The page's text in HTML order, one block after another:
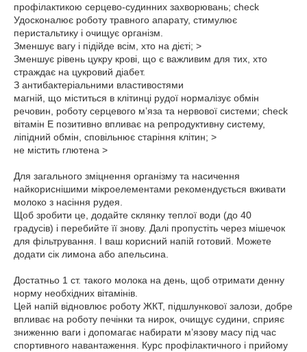
профілактикою серцево-судинних захворювань; check
Удосконалює роботу травного апарату, стимулює
перистальтику і очищує організм.
Зменшує вагу і підійде всім, хто на дієті; >
Зменшує рівень цукру крові, що є важливим для тих, хто
страждає на цукровий діабет.
З антибактеріальними властивостями
магній, що міститься в клітинці рудої нормалізує обмін
речовин, роботу серцевого м’яза та нервової системи; check
вітамін Е позитивно впливає на репродуктивну систему,
ліпідний обмін, сповільнює старіння клітин; >
не містить глютена >
Для загального зміцнення організму та насичення
найкориснішими мікроелементами рекомендується вживати
молоко з насіння рудея.
Щоб зробити це, додайте склянку теплої води (до 40
градусів) і перебийте її знову. Далі пропустіть через мішечок
для фільтрування. І ваш корисний напій готовий. Можете
додати сік лимона або апельсина.
Достатньо 1 ст. такого молока на день, щоб отримати денну
норму необхідних вітамінів.
Цей напій відновлює роботу ЖКТ, підшлункової залози, добре
впливає на роботу печінки та нирок, очищує судини, сприяє
зниженню ваги і допомагає набирати м’язову масу під час
спортивного навантаження. Курс профілактичного і прийому